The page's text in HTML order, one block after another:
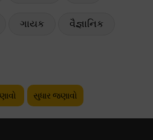
ગાયક વૈજ્ઞાનિક
સુધાર જણાવો